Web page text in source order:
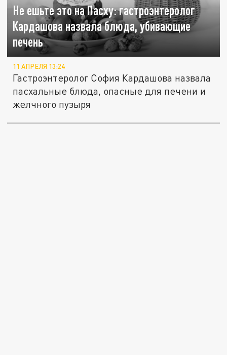
Не ешьте это на Пасху: гастроэнтеролог
Кардашова назвала блюда, убивающие
печень
11 АПРЕЛЯ 13:24
Гастроэнтеролог София Кардашова назвала
пасхальные блюда, опасные для печени и
желчного пузыря